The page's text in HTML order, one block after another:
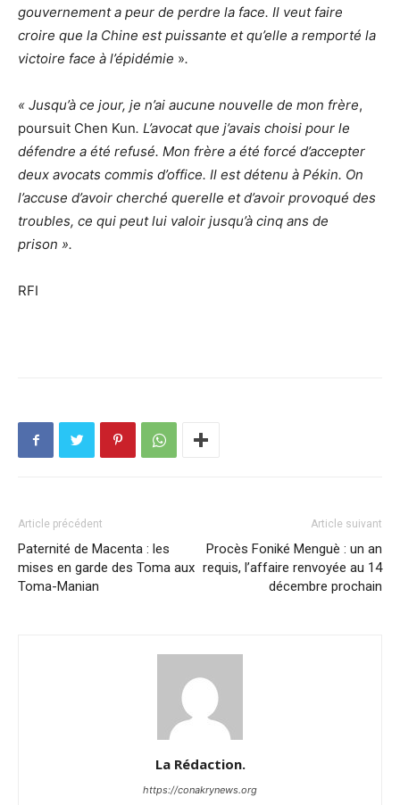
gouvernement a peur de perdre la face. Il veut faire
croire que la Chine est puissante et qu’elle a remporté la
victoire face à l’épidémie ».
« Jusqu’à ce jour, je n’ai aucune nouvelle de mon frère,
poursuit Chen Kun. L’avocat que j’avais choisi pour le
défendre a été refusé. Mon frère a été forcé d’accepter
deux avocats commis d’office. Il est détenu à Pékin. On
l’accuse d’avoir cherché querelle et d’avoir provoqué des
troubles, ce qui peut lui valoir jusqu’à cinq ans de
prison ».
RFI
Article précédent
Paternité de Macenta : les
mises en garde des Toma aux
Toma-Manian
Article suivant
Procès Foniké Menguè : un an
requis, l’affaire renvoyée au 14
décembre prochain
La Rédaction.
https://conakrynews.org